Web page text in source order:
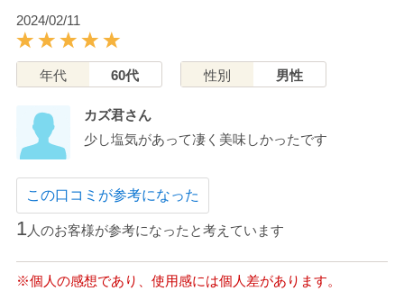
2024/02/11
年代 60代 性別 男性
カズ君さん
少し塩気があって凄く美味しかったです
この口コミが参考になった
1 人のお客様が参考になったと考えています
※個人の感想であり、使用感には個人差があります。